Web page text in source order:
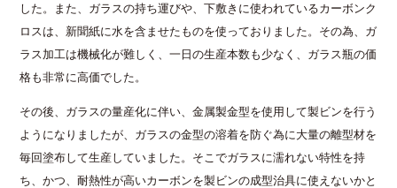
した。また、ガラスの持ち運びや、下敷きに使われているカーボンク
ロスは、新聞紙に水を含ませたものを使っておりました。その為、ガ
ラス加工は機械化が難しく、一日の生産本数も少なく、ガラス瓶の価
格も非常に高価でした。
その後、ガラスの量産化に伴い、金属製金型を使用して製ビンを行う
ようになりましたが、ガラスの金型の溶着を防ぐ為に大量の離型材を
毎回塗布して生産していました。そこでガラスに濡れない特性を持
ち、かつ、耐熱性が高いカーボンを製ビンの成型治具に使えないかと